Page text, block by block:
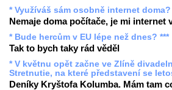
* Využíváš sám osobně internet
Nemaje doma počítače, je mi internet
* Bude hercům v EU lépe než dnes? ***
Tak to bych taky rád věděl
* V květnu opět začne ve Zlíně
Stretnutie, na které představení se
Deníky Kryštofa Kolumba. Mám tam